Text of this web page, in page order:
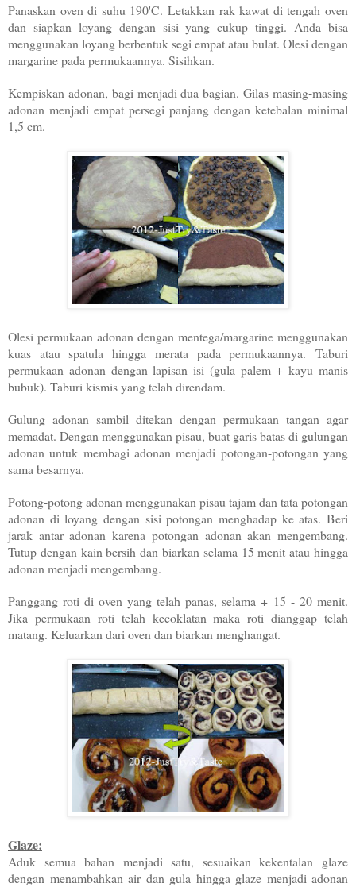
Panaskan oven di suhu 190'C. Letakkan rak kawat di tengah oven
dan siapkan loyang dengan sisi yang cukup tinggi. Anda bisa
menggunakan loyang berbentuk segi empat atau bulat. Olesi dengan
margarine pada permukaannya. Sisihkan.
Kempiskan adonan, bagi menjadi dua bagian. Gilas masing-masing
adonan menjadi empat persegi panjang dengan ketebalan minimal
1,5 cm.
Olesi permukaan adonan dengan mentega/margarine menggunakan
kuas atau spatula hingga merata pada permukaannya. Taburi
permukaan adonan dengan lapisan isi (gula palem + kayu manis
bubuk). Taburi kismis yang telah direndam.
Gulung adonan sambil ditekan dengan permukaan tangan agar
memadat. Dengan menggunakan pisau, buat garis batas di gulungan
adonan untuk membagi adonan menjadi potongan-potongan yang
sama besarnya.
Potong-potong adonan menggunakan pisau tajam dan tata potongan
adonan di loyang dengan sisi potongan menghadap ke atas. Beri
jarak antar adonan karena potongan adonan akan mengembang.
Tutup dengan kain bersih dan biarkan selama 15 menit atau hingga
adonan menjadi mengembang.
Panggang roti di oven yang telah panas, selama+ 15 - 20 menit.
Jika permukaan roti telah kecoklatan maka roti dianggap telah
matang. Keluarkan dari oven dan biarkan menghangat.
Glaze:
Aduk semua bahan menjadi satu, sesuaikan kekentalan glaze
dengan menambahkan air dan gula hingga glaze menjadi adonan